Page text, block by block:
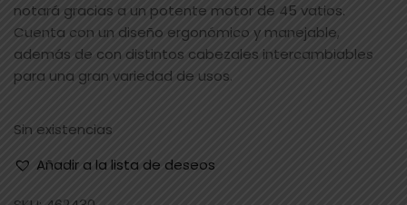
notará gracias a un potente motor de 45 vatios.
Cuenta con un diseño ergonómico y manejable,
además de con distintos cabezales intercambiables
para una gran variedad de usos.
Sin existencias
Añadir a la lista de deseos